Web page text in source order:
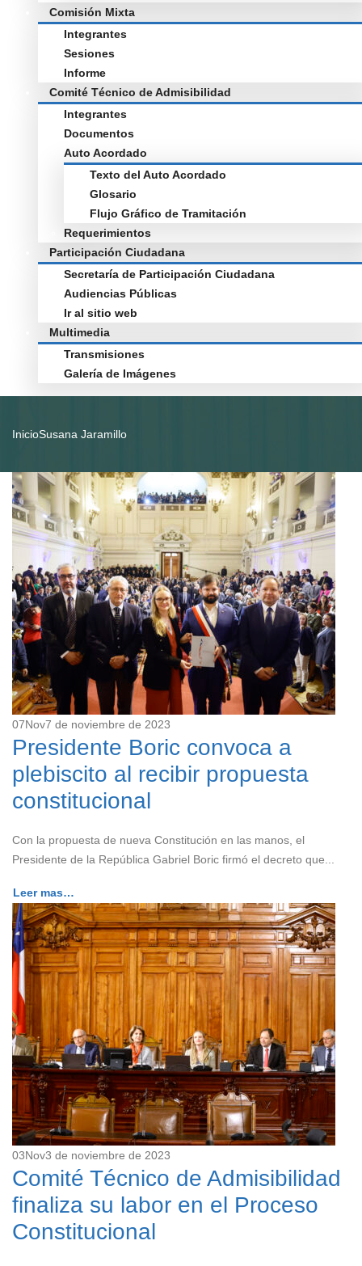
Comisión Mixta
Integrantes
Sesiones
Informe
Comité Técnico de Admisibilidad
Integrantes
Documentos
Auto Acordado
Texto del Auto Acordado
Glosario
Flujo Gráfico de Tramitación
Requerimientos
Participación Ciudadana
Secretaría de Participación Ciudadana
Audiencias Públicas
Ir al sitio web
Multimedia
Transmisiones
Galería de Imágenes
InicioSusana Jaramillo
07Nov7 de noviembre de 2023
Presidente Boric convoca a
plebiscito al recibir propuesta
constitucional
Con la propuesta de nueva Constitución en las manos, el
Presidente de la República Gabriel Boric firmó el decreto que...
Leer mas…
03Nov3 de noviembre de 2023
Comité Técnico de Admisibilidad
finaliza su labor en el Proceso
Constitucional